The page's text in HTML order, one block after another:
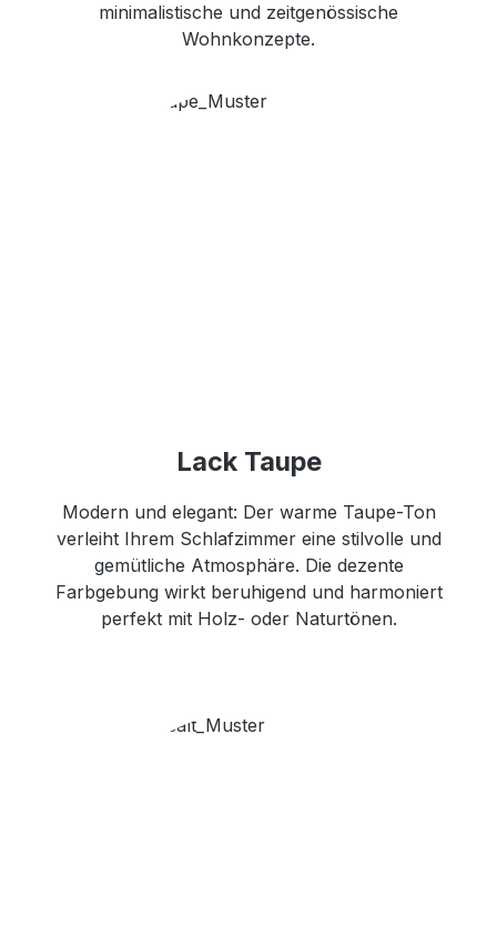
minimalistische und zeitgenössische
Wohnkonzepte.
Lack Taupe
Modern und elegant: Der warme Taupe-Ton
verleiht Ihrem Schlafzimmer eine stilvolle und
gemütliche Atmosphäre. Die dezente
Farbgebung wirkt beruhigend und harmoniert
perfekt mit Holz- oder Naturtönen.